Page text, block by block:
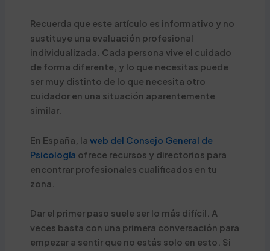
Recuerda que este artículo es informativo y no
sustituye una evaluación profesional
individualizada. Cada persona vive el cuidado
de forma diferente, y lo que necesitas puede
ser muy distinto de lo que necesita otro
cuidador en una situación aparentemente
similar.
En España, laweb del Consejo General de
Psicología ofrece recursos y directorios para
encontrar profesionales cualificados en tu
zona.
Dar el primer paso suele ser lo más difícil. A
veces basta con una primera conversación para
empezar a sentir que no estás solo en esto. Si